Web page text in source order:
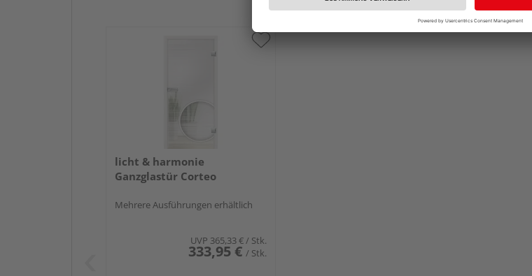
licht & harmonie
Ganzglastür Corteo
Mehrere Ausführungen erhältlich
UVP 365,33 €/ Stk.
333,95 € / Stk.